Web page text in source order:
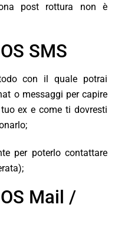
post rottura non è
SMS
con il quale potrai
o messaggi per capire
ex e come ti dovresti
per poterlo contattare
Mail /